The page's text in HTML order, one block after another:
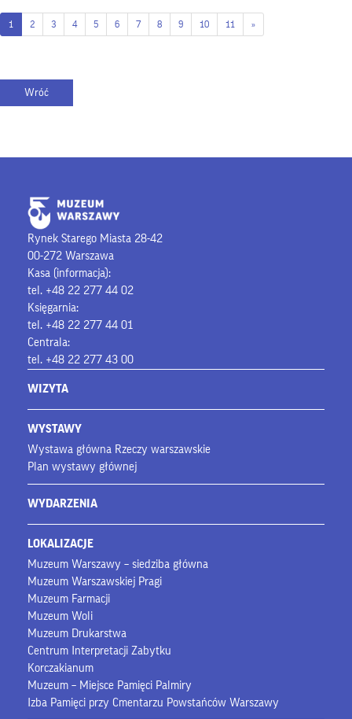
1 2 3 4 5 6 7 8 9 10 11 »
Rynek Starego Miasta 28-42
00-272 Warszawa
Kasa (informacja):
tel. +48 22 277 44 02
Księgarnia:
tel. +48 22 277 44 01
Centrala:
tel. +48 22 277 43 00
WIZYTA
WYSTAWY
Wystawa główna Rzeczy warszawskie
Plan wystawy głównej
WYDARZENIA
LOKALIZACJE
Muzeum Warszawy – siedziba główna
Muzeum Warszawskiej Pragi
Muzeum Farmacji
Muzeum Woli
Muzeum Drukarstwa
Centrum Interpretacji Zabytku
Korczakianum
Muzeum – Miejsce Pamięci Palmiry
Izba Pamięci przy Cmentarzu Powstańców Warszawy